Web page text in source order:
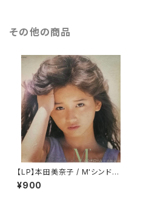
その他の商品
【LP】本田美奈子 / M'シンドロ
ーム
¥900